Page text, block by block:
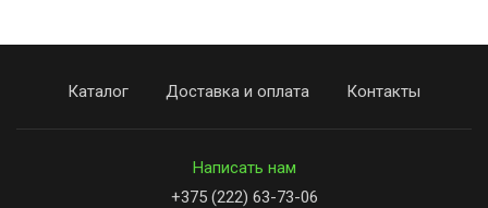
Каталог Доставка и оплата Контакты
Написать нам
+375 (222) 63-73-06